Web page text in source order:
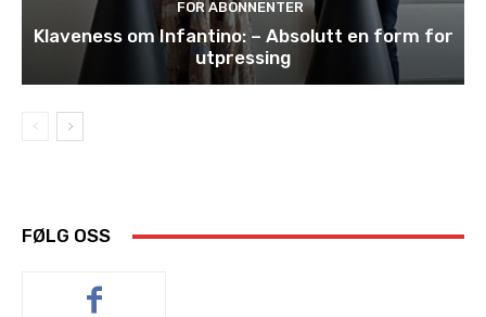
FOR ABONNENTER
Klaveness om Infantino: – Absolutt en form for
utpressing
FØLG OSS